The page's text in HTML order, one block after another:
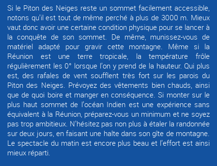
Si le Piton des Neiges reste un sommet facilement accessible,
notons qu’il est tout de même perché à plus de 3000 m. Mieux
vaut donc avoir une certaine condition physique pour se lancer à
la conquête de son sommet. De même, munissez-vous de
matériel adapté pour gravir cette montagne. Même si la
Réunion est une terre tropicale, la température frôle
régulièrement les 0° lorsque l’on y prend de la hauteur. Qui plus
est, des rafales de vent soufflent très fort sur les parois du
Piton des Neiges. Prévoyez des vêtements bien chauds, ainsi
que de quoi boire et manger en conséquence. Si monter sur le
plus haut sommet de l’océan Indien est une expérience sans
équivalent à la Réunion, préparez-vous un minimum et ne soyez
pas trop ambitieux. N’hésitez pas non plus à étaler la randonnée
sur deux jours, en faisant une halte dans son gîte de montagne.
Le spectacle du matin est encore plus beau et l’effort est ainsi
mieux réparti.